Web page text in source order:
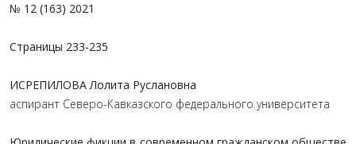
№ 12 (163) 2021
Страницы 233-235
ИСРЕПИЛОВА Лолита Руслановна
аспирант Северо-Кавказского федерального университета